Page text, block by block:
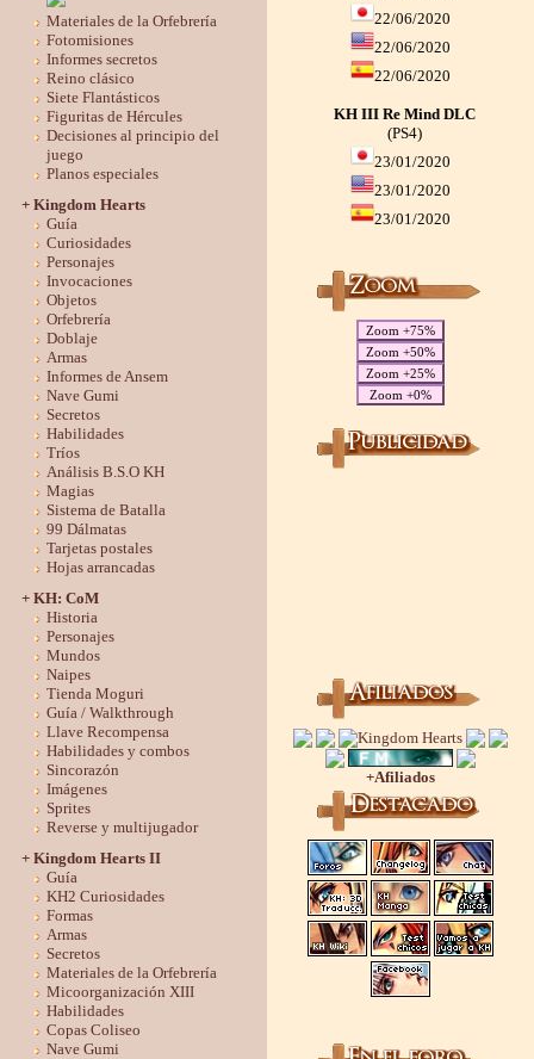
Materiales de la Orfebrería
Fotomisiones
Informes secretos
Reino clásico
Siete Flantásticos
Figuritas de Hércules
Decisiones al principio del
juego
Planos especiales
+ Kingdom Hearts
Guía
Curiosidades
Personajes
Invocaciones
Objetos
Orfebrería
Doblaje
Armas
Informes de Ansem
Nave Gumi
Secretos
Habilidades
Tríos
Análisis B.S.O KH
Magias
Sistema de Batalla
99 Dálmatas
Tarjetas postales
Hojas arrancadas
+ KH: CoM
Historia
Personajes
Mundos
Naipes
Tienda Moguri
Guía / Walkthrough
Llave Recompensa
Habilidades y combos
Sincorazón
Imágenes
Sprites
Reverse y multijugador
+ Kingdom Hearts II
Guía
KH2 Curiosidades
Formas
Armas
Secretos
Materiales de la Orfebrería
Micoorganización XIII
Habilidades
Copas Coliseo
Nave Gumi
22/06/2020
22/06/2020
22/06/2020
KH III Re Mind DLC
(PS4)
23/01/2020
23/01/2020
23/01/2020
Zoom +75%
Zoom +50%
Zoom +25%
Zoom +0%
+Afiliados